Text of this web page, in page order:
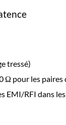
tressé)
Ω pour les
EMI/RFI dans